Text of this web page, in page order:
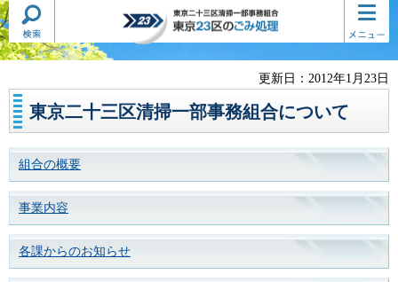
東京二十三区清掃一部事務組合
東京23区のごみ処理
検索・
共通メ
ニュー
コンテ
ンツメ
ニュー
更新日：2012年1月23日
東京二十三区清掃一部事務組合について
組合の概要
事業内容
各課からのお知らせ